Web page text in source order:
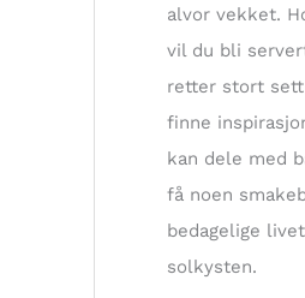
alvor vekket.
vil du bli
retter stort sett
finne
kan dele med
få noen
bedagelige
solkysten.